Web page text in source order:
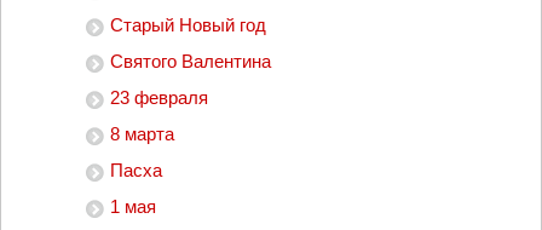
Старый Новый год
Святого Валентина
23 февраля
8 марта
Пасха
1 мая